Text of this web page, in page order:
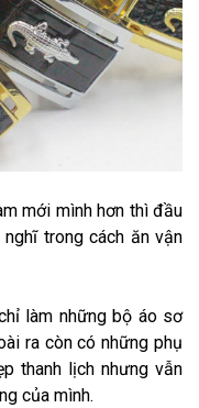
mới mình hơn thì đầu
trong cách ăn vận
làm những bộ áo sơ
ra còn có những phụ
thanh lịch nhưng vẫn
của mình.